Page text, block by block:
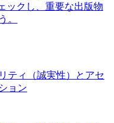
ックし、重要な出版物
。
ティ（誠実性）とアセ
ョン